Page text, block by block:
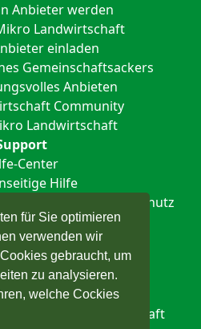
für Sie optimieren
verwenden wir
gebraucht, um
zu analysieren.
welche Cockies
Anbieter werden
Landwirtschaft
einladen
Gemeinschaftsackers
Anbieten
Community
Landwirtschaft
Center
Hilfe
Datenschutz
© Mikro Landwirtschaft